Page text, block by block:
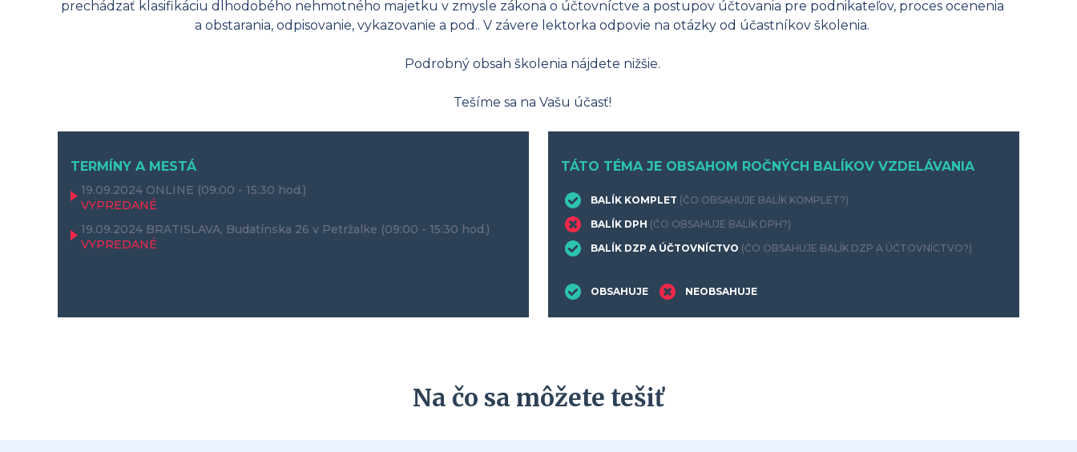
prechádzať klasifikáciu dlhodobého nehmotného majetku v zmysle zákona o účtovníctve a postupov účtovania pre podnikateľov, proces ocenenia
a obstarania, odpisovanie, vykazovanie a pod.. V závere lektorka odpovie na otázky od účastníkov školenia.
Podrobný obsah školenia nájdete nižšie.
Tešíme sa na Vašu účasť!
TERMÍNY A MESTÁ
19.09.2024 ONLINE (09:00 - 15:30 hod.)
VYPREDANÉ
19.09.2024 BRATISLAVA, Budatínska 26 v Petržalke (09:00 - 15:30 hod.)
VYPREDANÉ
TÁTO TÉMA JE OBSAHOM ROČNÝCH BALÍKOV VZDELÁVANIA
BALÍK KOMPLET (ČO OBSAHUJE BALÍK KOMPLET?)
BALÍK DPH (ČO OBSAHUJE BALÍK DPH?)
BALÍK DZP A ÚČTOVNÍCTVO (ČO OBSAHUJE BALÍK DZP A ÚČTOVNÍCTVO?)
OBSAHUJE NEOBSAHUJE
Na čo sa môžete tešiť